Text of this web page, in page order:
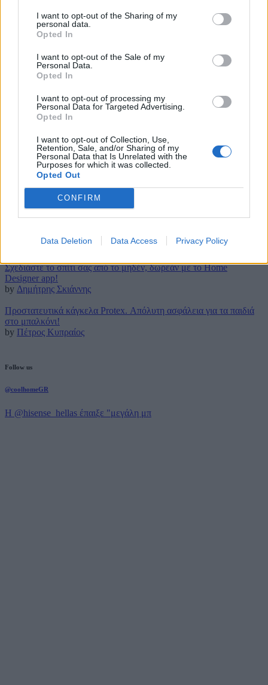
I want to opt-out of the Sharing of my
personal data.
Opted In
I want to opt-out of the Sale of my
Personal Data.
Opted In
I want to opt-out of processing my
Personal Data for Targeted Advertising.
Opted In
I want to opt-out of Collection, Use,
Retention, Sale, and/or Sharing of my
Personal Data that Is Unrelated with the
Purposes for which it was collected.
Opted Out
CONFIRM
Data Deletion Data Access Privacy Policy
Ετικέτα:συσκευή
DIY & GUIDES,ΜΑΓΕΙΡΙΚΗ
Επειδή διανύουμε και ημέρες νηστείας, σας προτείνουμε μια
συνταγή κατάλληλη για όσους την τηρούν και απίστευτα γλυκιά.
Ακολούθησε …
29 Μαρτίου 2016
Latest posts
Τρουφάκια της τεμπέλας: Η πιο απλή συνταγή!
Τέλος για πάντα στο (βαρετό) σιδέρωμα με την ρομποτική Effie!
Πέτρος Κυπραίος
Σχεδιάστε το σπίτι σας από το μηδέν, δωρεάν με το Home
Designer app!
by Δημήτρης Σκιάννης
Προστατευτικά κάγκελα Protex. Απόλυτη ασφάλεια για τα παιδιά
στο μπαλκόνι!
by Πέτρος Κυπραίος
Follow us
@coolhomeGR
Η @hisense_hellas έπαιξε "μεγάλη μπ